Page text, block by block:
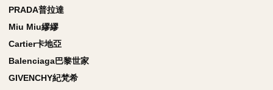
PRADA普拉達
Miu Miu繆繆
Cartier卡地亞
Balenciaga巴黎世家
GIVENCHY紀梵希